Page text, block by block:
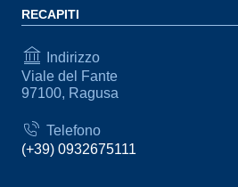
RECAPITI
Indirizzo
Viale del Fante
97100, Ragusa
Telefono
(+39) 0932675111